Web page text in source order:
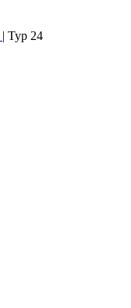
| Тур 24